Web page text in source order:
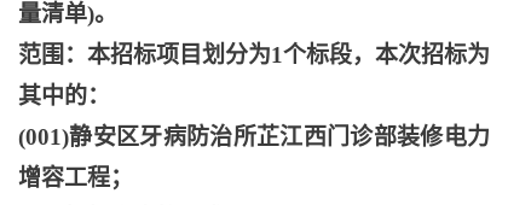
量清单)。
范围：本招标项目划分为1个标段，本次招标为
其中的：
(001)静安区牙病防治所芷江西门诊部装修电力
增容工程；